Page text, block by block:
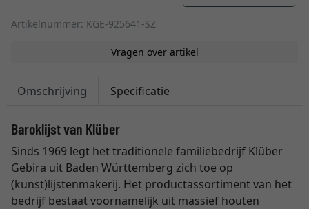
Artikelnummer: KGE-925641-SZ
Vragen over artikel
Omschrijving Specificatie
Baroklijst van Klüber
Sinds 1969 legt het traditionele familiebedrijf Klüber
Gebira uit Baden Württemberg zich toe op
(kunst)lijstenmakerij. Het productassortiment van het
bedrijf bestaat voornamelijk uit massief houten